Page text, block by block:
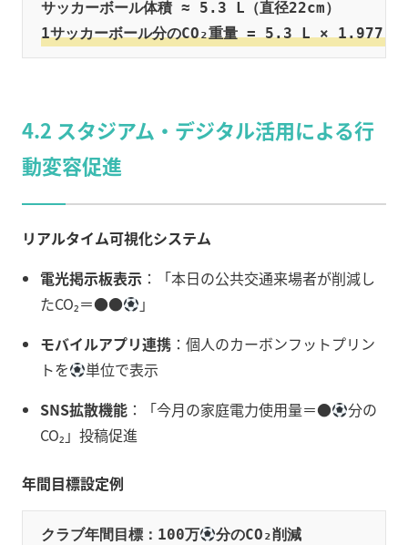
1サッカーボール分のCO₂重量 = 5.3 L × 1.977
4.2 スタジアム・デジタル活用による行
動変容促進
リアルタイム可視化システム
電光掲示板表示 ：「本日の公共交通来場者が削減し
たCO₂＝●●
」
モバイルアプリ連携 ：個人のカーボンフットプリン
トを
単位で表示
SNS拡散機能 ：「今月の家庭電力使用量＝●
分の
CO₂」投稿促進
年間目標設定例
クラブ年間目標：100万